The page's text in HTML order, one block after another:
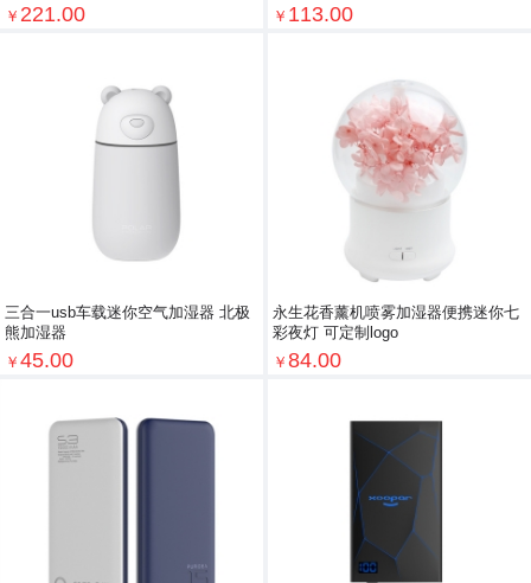
￥ 221.00
￥ 113.00
三合一usb车载迷你空气加湿器 北极
熊加湿器
￥ 45.00
永生花香薰机喷雾加湿器便携迷你七
彩夜灯 可定制logo
￥ 84.00